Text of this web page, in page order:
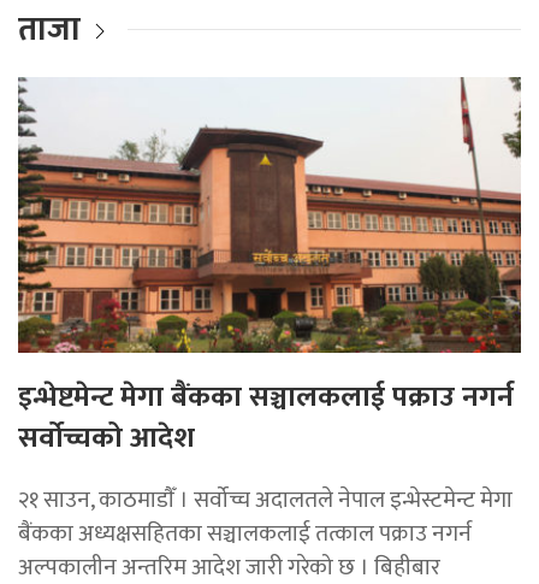
ताजा
इन्भेष्टमेन्ट मेगा बैंकका सञ्चालकलाई पक्राउ नगर्न
सर्वोच्चको आदेश
२१ साउन, काठमाडाैँ । सर्वोच्च अदालतले नेपाल इन्भेस्टमेन्ट मेगा
बैंकका अध्यक्षसहितका सञ्चालकलाई तत्काल पक्राउ नगर्न
अल्पकालीन अन्तरिम आदेश जारी गरेको छ । बिहीबार